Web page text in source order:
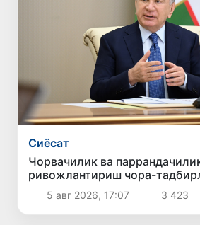
Сиёсат
Чорвачилик ва
ривожлантириш чора-
қилинди
5 авг 2026, 17:07 3 423